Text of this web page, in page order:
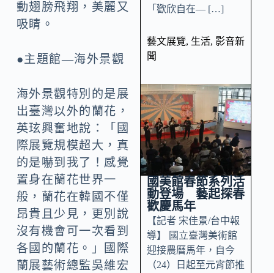
動翅膀飛翔，美麗又
吸睛。
●主題館—海外景觀
海外景觀特別的是展
出臺灣以外的蘭花，
英玹興奮地說：「國
際展覽規模超大，真
的是嚇到我了！感覺
置身在蘭花世界一
般，蘭花在韓國不僅
昂貴且少見，更別說
沒有機會可一次看到
各國的蘭花。」國際
蘭展藝術總監吳維宏
「歡欣自在— […]
藝文展覽, 生活, 影音新
聞
國美館春節系列活
動登場 藝起探春
歡慶馬年
【記者 宋佳景/台中報
導】 國立臺灣美術館
迎接農曆馬年，自今
（24）日起至元宵節推